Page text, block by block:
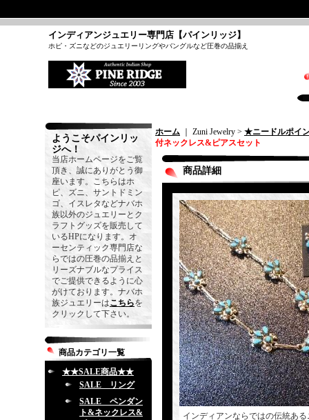
インディアンジュエリー専門店【パインリッジ】
ホピ・ズニなどのジュエリーリングやバングルなど圧巻の品揃え
ようこそパインリッ
ジへ！
当店ホームページをご覧
頂き、誠にありがとう御
座います。こちらはホ
ピ、ズニ、サントドミン
ゴ、イスレタなどナバホ
族以外のジュエリーとク
ラフトグッズを販売して
いるHPになります。オ
ーセンティック専門店な
らではの圧巻の品揃えと
リーズナブルなプライス
でご提供できるように心
がけております。ナバホ
族ジュエリーはこちらを
クリックして下さい。
商品カテゴリ一覧
★★SALE商品★★
SALE リング
SALE ペンダン
ト&ネックレス&
ホーム ｜ Zuni Jewelry > ★ニードルポイ
付ネックレス&ピアスセット
商品詳細
インディアンならではの伝統あ